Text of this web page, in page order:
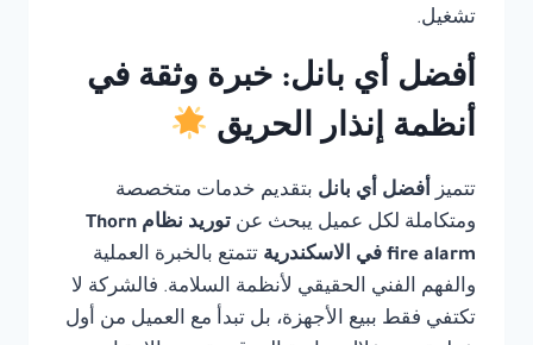
تشغيل.
أفضل أي بانل: خبرة وثقة في
أنظمة إنذار الحريق
تتميز أفضل أي بانل بتقديم خدمات متخصصة
ومتكاملة لكل عميل يبحث عن
توريد نظام Thorn
fire alarm في الاسكندرية
تتمتع بالخبرة العملية
والفهم الفني الحقيقي لأنظمة السلامة. فالشركة لا
تكتفي فقط ببيع الأجهزة، بل تبدأ مع العميل من أول